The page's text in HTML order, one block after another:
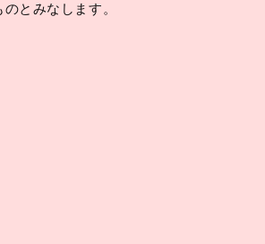
とみなします。